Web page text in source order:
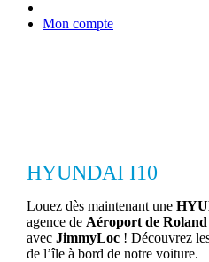
Mon compte
HYUNDAI I10
Louez dès maintenant une
agence de Aéroport de
avec JimmyLoc! Découvrez
de l’île à bord de notre voiture.